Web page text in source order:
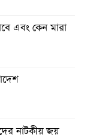
এবং কেন মারা
নাটকীয় জয়